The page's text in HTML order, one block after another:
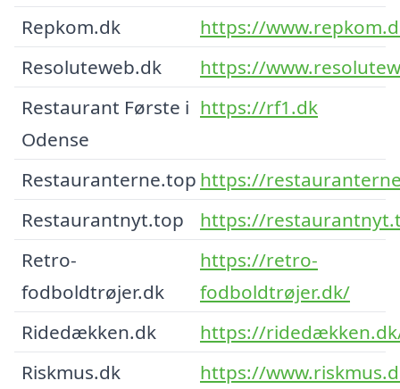
Repkom.dk
https://
Resoluteweb.dk
https://
Restaurant Første i
Odense
https://rf1.dk
Restauranterne.top https://
Restaurantnyt.top
https://
Retro-
fodboldtrøjer.dk
https://retro-
fodboldtrøjer.dk/
Ridedækken.dk
https://
Riskmus.dk
https://